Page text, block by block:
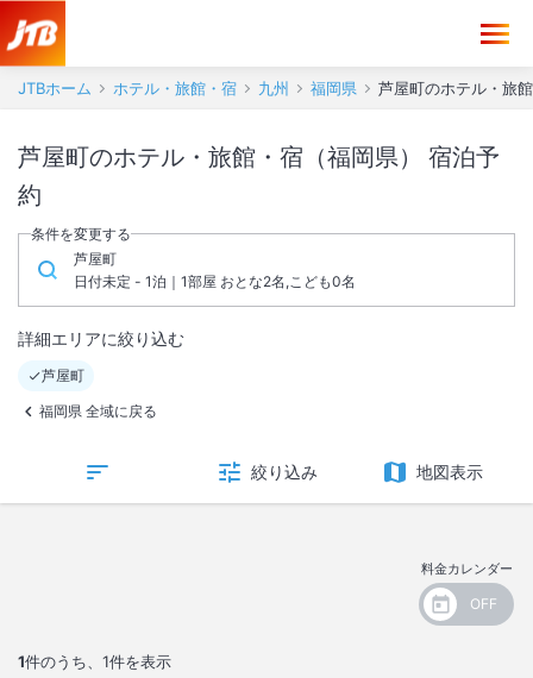
JTBホーム ホテル・旅館・宿 九州 福岡県 芦屋町のホテル・旅
芦屋町のホテル・旅館・宿（福岡県） 宿泊予
約
条件を変更する
芦屋町
日付未定 - 1泊｜1部屋 おとな2名,こども0名
詳細エリアに絞り込む
芦屋町
福岡県 全域に戻る
絞り込み 地図表示
料金カレンダー
1件のうち、 1件を表示